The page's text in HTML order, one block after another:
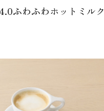
ふわふわホットミルク